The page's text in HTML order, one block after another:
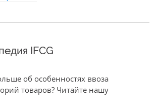
IFCG
об особенностях ввоза
товаров? Читайте нашу